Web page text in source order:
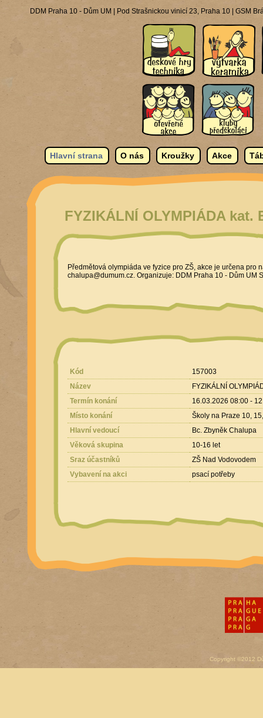
DDM Praha 10 - Dům UM | Pod Strašnickou vinicí 23, Praha 10 | GSM
Hlavní strana O nás Kroužky Akce
FYZIKÁLNÍ OLYMPIÁDA kat.
Předmětová olympiáda ve fyzice pro ZŠ, akce je určena
chalupa@dumum.cz. Organizuje: DDM Praha 10 - Dům UM
Kód
157003
Název
FYZIKÁLNÍ
Termín konání
16.03.2026 08:00 -
Místo konání
Školy na Praze 10,
Hlavní vedoucí
Bc. Zbyněk Chalupa
Věková skupina
10-16 let
Sraz účastníků
ZŠ Nad Vodovodem
Vybavení na akci
psací potřeby
Copyright ©2012